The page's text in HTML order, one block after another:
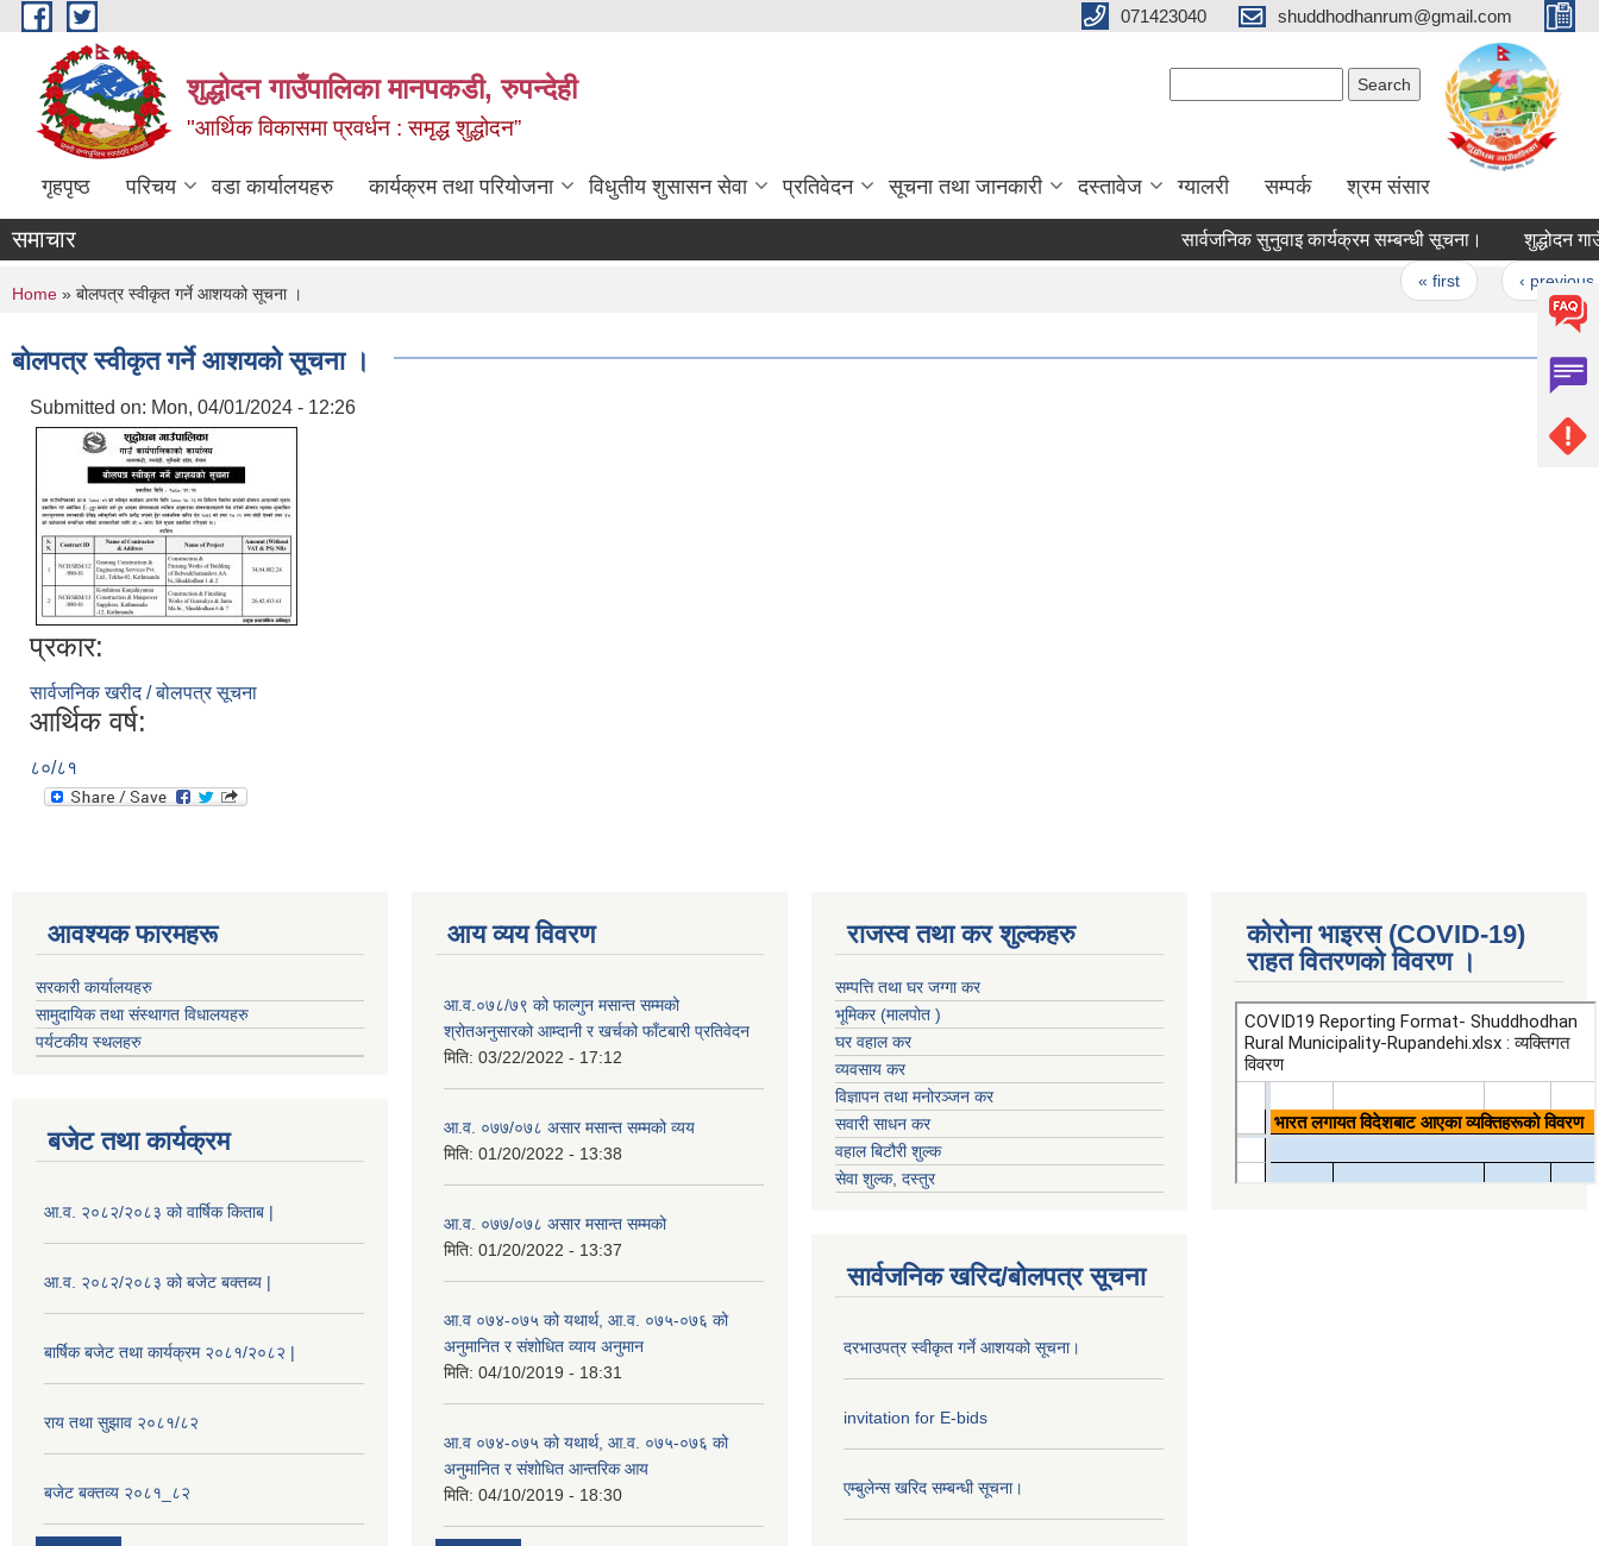
Skip to main content 071423040 shuddhodhanrum@gmail.com
शुद्धोदन गाउँपालिका मानपकडी, रुपन्देही
"आर्थिक विकासमा प्रवर्धन : समृद्ध शुद्धोदन”
गृहपृष्ठ परिचय वडा कार्यालयहरु कार्यक्रम तथा परियोजना विधुतीय शुसासन सेवा प्रतिवेदन सूचना तथा जानकारी दस्तावेज ग्यालरी सम्पर्क श्रम संसार
समाचार सार्वजनिक सुनुवाइ कार्यक्रम सम्बन्धी सूचना। शुद्धोदन
‹ previous
You are here
Home » बोलपत्र स्वीकृत गर्ने आशयको सूचना ।
बोलपत्र स्वीकृत गर्ने आशयको सूचना ।
Submitted on: Mon, 04/01/2024 - 12:26
प्रकार:
सार्वजनिक खरीद / बोलपत्र सूचना
आर्थिक वर्ष:
८०/८१
आवश्यक फारमहरू
सरकारी कार्यालयहरु
सामुदायिक तथा संस्थागत विधालयहरु
पर्यटकीय स्थलहरु
बजेट तथा कार्यक्रम
आ.व. २०८२/२०८३ को वार्षिक किताब |
आ.व. २०८२/२०८३ को बजेट बक्तब्य |
बार्षिक बजेट तथा कार्यक्रम २०८१/२०८२ |
राय तथा सुझाव २०८१/८२
बजेट बक्तव्य २०८१_८२
आय व्यय विवरण
आ.व.०७८/७९ को फाल्गुन मसान्त सम्मको
श्रोतअनुसारको आम्दानी र खर्चको फाँटबारी प्रतिवेदन
मिति: 03/22/2022 - 17:12
आ.व. ०७७/०७८ असार मसान्त सम्मको व्यय
मिति: 01/20/2022 - 13:38
आ.व. ०७७/०७८ असार मसान्त सम्मको
मिति: 01/20/2022 - 13:37
आ.व ०७४-०७५ को यथार्थ, आ.व. ०७५-०७६ को
अनुमानित र संशोधित व्याय अनुमान
मिति: 04/10/2019 - 18:31
आ.व ०७४-०७५ को यथार्थ, आ.व. ०७५-०७६ को
अनुमानित र संशोधित आन्तरिक आय
मिति: 04/10/2019 - 18:30
राजस्व तथा कर शुल्कहरु
सम्पत्ति तथा घर जग्गा कर
भूमिकर (मालपोत )
घर वहाल कर
व्यवसाय कर
विज्ञापन तथा मनोरञ्जन कर
सवारी साधन कर
वहाल बिटौरी शुल्क
सेवा शुल्क, दस्तुर
सार्वजनिक खरिद/बोलपत्र सूचना
दरभाउपत्र स्वीकृत गर्ने आशयको सूचना।
invitation for E-bids
एम्बुलेन्स खरिद सम्बन्धी सूचना।
कोरोना भाइरस (COVID-19)
राहत वितरणको विवरण ।